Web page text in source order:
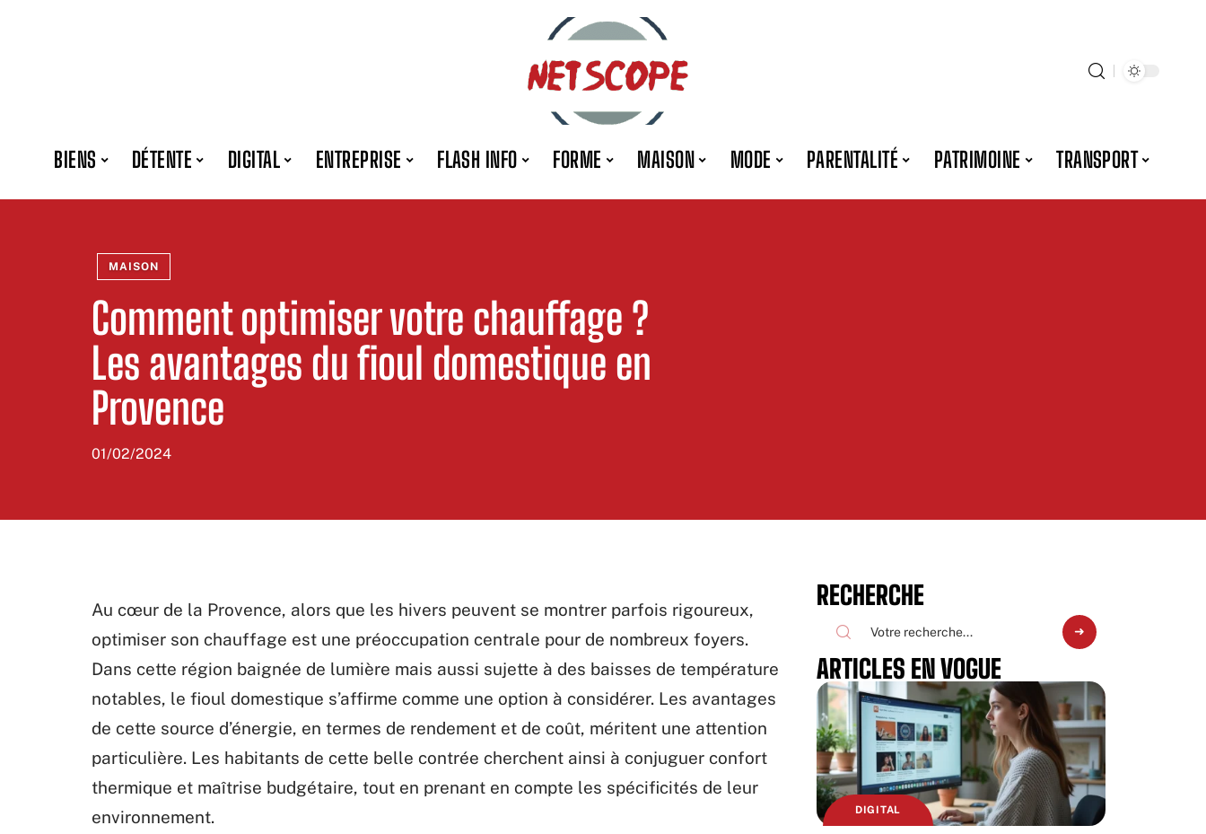
BIENS DÉTENTE DIGITAL ENTREPRISE FLASH INFO FORME MAISON MODE PARENTALITÉ PATRIMOINE TRANSPORT
MAISON
Comment optimiser votre chauffage ?
Les avantages du fioul domestique en
Provence
01/02/2024
Au cœur de la Provence, alors que les hivers peuvent se montrer parfois rigoureux,
optimiser son chauffage est une préoccupation centrale pour de nombreux foyers.
Dans cette région baignée de lumière mais aussi sujette à des baisses de température
notables, le fioul domestique s’affirme comme une option à considérer. Les avantages
de cette source d’énergie, en termes de rendement et de coût, méritent une attention
particulière. Les habitants de cette belle contrée cherchent ainsi à conjuguer confort
thermique et maîtrise budgétaire, tout en prenant en compte les spécificités de leur
environnement.
RECHERCHE
ARTICLES EN VOGUE
DIGITAL